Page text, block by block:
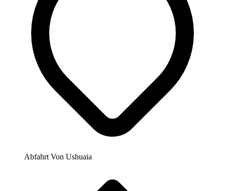
Abfahrt Von Ushuaia